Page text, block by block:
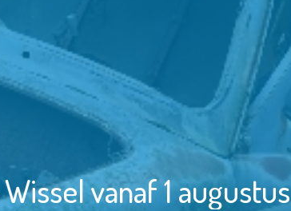
vanaf 1 augustus